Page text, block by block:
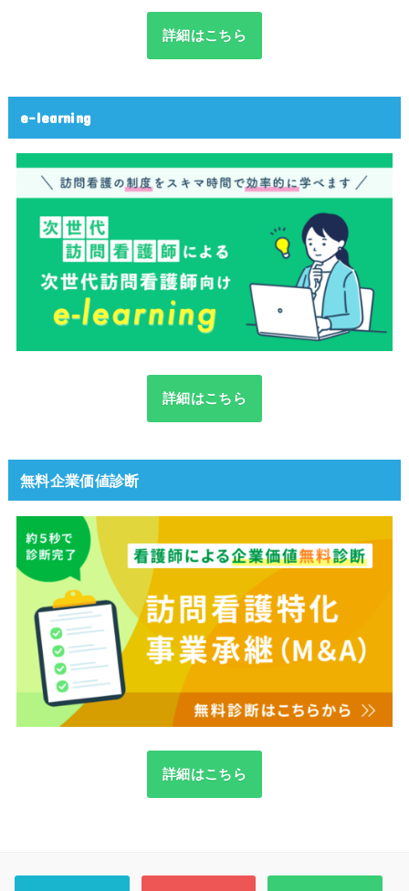
詳細はこちら
e-learning
詳細はこちら
無料企業価値診断
詳細はこちら